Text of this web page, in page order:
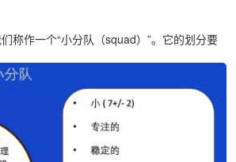
称作一个“小分队（squad）”。它的划分要